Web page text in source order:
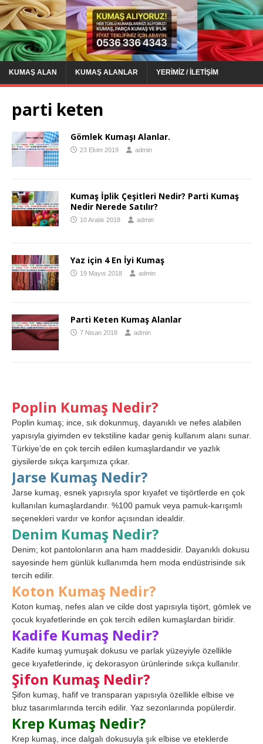
KUMAŞ ALAN KUMAŞ ALANLAR YERIMIZ / İLETIŞIM
parti keten
Gömlek Kumaşı Alanlar.
23 Ekim 2019 admin
Kumaş İplik Çeşitleri Nedir? Parti Kumaş
Nedir Nerede Satılır?
10 Aralık 2018 admin
Yaz için 4 En İyi Kumaş
19 Mayıs 2018 admin
Parti Keten Kumaş Alanlar
7 Nisan 2018 admin
Poplin Kumaş Nedir?
Poplin kumaş; ince, sık dokunmuş, dayanıklı ve nefes alabilen
yapısıyla giyimden ev tekstiline kadar geniş kullanım alanı sunar.
Türkiye’de en çok tercih edilen kumaşlardandır ve yazlık
giysilerde sıkça karşımıza çıkar.
Jarse Kumaş Nedir?
Jarse kumaş, esnek yapısıyla spor kıyafet ve tişörtlerde en çok
kullanılan kumaşlardandır. %100 pamuk veya pamuk-karışımlı
seçenekleri vardır ve konfor açısından idealdir.
Denim Kumaş Nedir?
Denim; kot pantolonların ana ham maddesidir. Dayanıklı dokusu
sayesinde hem günlük kullanımda hem moda endüstrisinde sık
tercih edilir.
Koton Kumaş Nedir?
Koton kumaş, nefes alan ve cilde dost yapısıyla tişört, gömlek ve
çocuk kıyafetlerinde en çok tercih edilen kumaşlardan biridir.
Kadife Kumaş Nedir?
Kadife kumaş yumuşak dokusu ve parlak yüzeyiyle özellikle
gece kıyafetlerinde, iç dekorasyon ürünlerinde sıkça kullanılır.
Şifon Kumaş Nedir?
Şifon kumaş, hafif ve transparan yapısıyla özellikle elbise ve
bluz tasarımlarında tercih edilir. Yaz sezonlarında popülerdir.
Krep Kumaş Nedir?
Krep kumaş, ince dalgalı dokusuyla şık elbise ve eteklerde